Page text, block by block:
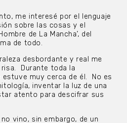
me interesé por el lenguaje
sobre las cosas y el
de La Mancha’, del
de todo.
desbordante y real me
Durante toda la
muy cerca de él.
No es
inventar la luz de una
atento para descifrar sus
vino, sin embargo, de un